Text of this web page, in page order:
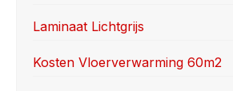
Laminaat Lichtgrijs
Kosten Vloerverwarming 60m2